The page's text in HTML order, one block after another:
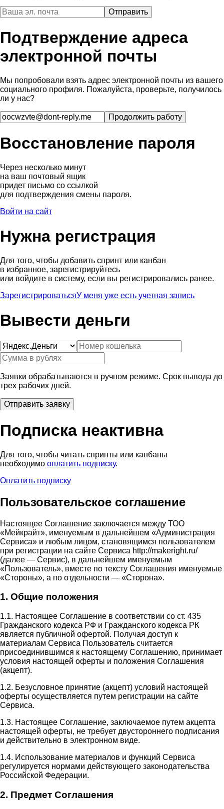
Подтверждение адреса
электронной почты
Мы попробовали взять адрес электронной почты из вашего
социального профиля. Пожалуйста, проверьте, получилось
ли у нас?
Восстановление пароля
Через несколько минут
на ваш почтовый ящик
придет письмо со ссылкой
для подтверждения смены пароля.
Войти на сайт
Нужна регистрация
Для того, чтобы добавить спринт или канбан
в избранное, зарегистрируйтесь
или войдите в систему, если вы регистрировались ранее.
ЗарегистрироватьсяУ меня уже есть учетная запись
Вывести деньги
Заявки обрабатываются в ручном режиме. Срок вывода до
трех рабочих дней.
Подписка неактивна
Для того, чтобы читать спринты или канбаны
необходимо оплатить подписку.
Оплатить подписку
Пользовательское соглашение
Настоящее Соглашение заключается между ТОО
«Мейкрайт», именуемым в дальнейшем «Администрация
Сервиса» и любым лицом, становящимся пользователем
при регистрации на сайте Сервиса http://makeright.ru/
(далее — Сервис), в дальнейшем именуемым
«Пользователь», вместе по тексту Соглашения именуемые
«Стороны», а по отдельности — «Сторона».
1. Общие положения
1.1. Настоящее Соглашение в соответствии со ст. 435
Гражданского кодекса РФ и Гражданского кодекса РК
является публичной офертой. Получая доступ к
материалам Сервиса Пользователь считается
присоединившимся к настоящему Соглашению, принимает
условия настоящей оферты и положения Соглашения
(акцепт).
1.2. Безусловное принятие (акцепт) условий настоящей
оферты осуществляется путем регистрации на сайте
Сервиса.
1.3. Настоящее Соглашение, заключаемое путем акцепта
настоящей оферты, не требует двустороннего подписания
и действительно в электронном виде.
1.4. Использование материалов и функций Сервиса
регулируется нормами действующего законодательства
Российской Федерации.
2. Предмет Соглашения